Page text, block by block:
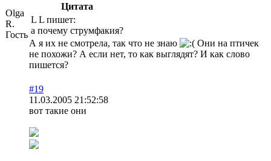
Olga
R.
Гость
Цитата
L L пишет:
а почему струмфакия?
А я их не смотрела, так что не знаю
Они на птичек
не похожи? А если нет, то как выглядят? И как слово
пишется?
#19
11.03.2005 21:52:58
вот такие они